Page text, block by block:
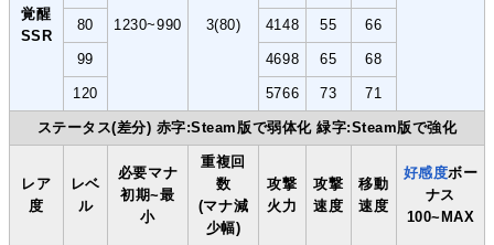
覚醒
SSR
1230~990 3(80)
80 4148 55 66
99 4698 65 68
120 5766 73 71
ステータス(差分) 赤字:Steam版で弱体化 緑字:Steam版で強化
レア
度
レベ
ル
必要マナ
初期~最
小
重複回
数
(マナ減
少幅)
攻撃
火力
攻撃
速度
移動
速度
好感度ボー
ナス
100~MAX